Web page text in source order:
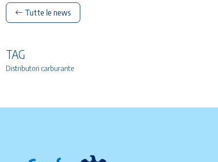
Tutte le news
TAG
Distributori carburante